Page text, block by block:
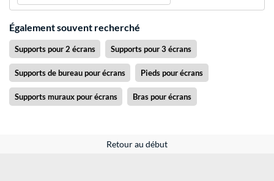
Également souvent recherché
Supports pour 2 écrans Supports pour 3 écrans
Supports de bureau pour écrans Pieds pour écrans
Supports muraux pour écrans Bras pour écrans
Retour au début